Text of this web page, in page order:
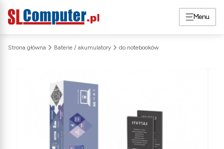
Menu
Strona główna Baterie / akumulatory do notebooków